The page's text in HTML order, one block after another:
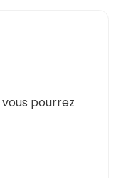
pourrez